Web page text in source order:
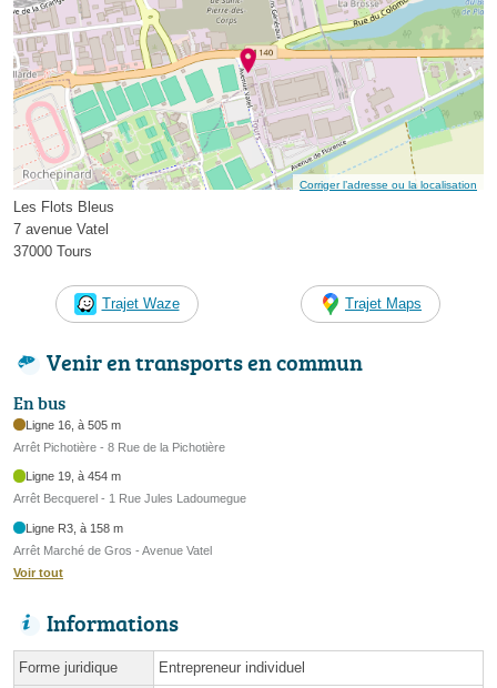
Corriger l’adresse ou la localisation
Les Flots Bleus
7 avenue Vatel
37000 Tours
Trajet Waze Trajet Maps
Venir en transports en commun
En bus
Ligne 16, à 505 m
Arrêt Pichotière - 8 Rue de la Pichotière
Ligne 19, à 454 m
Arrêt Becquerel - 1 Rue Jules Ladoumegue
Ligne R3, à 158 m
Arrêt Marché de Gros - Avenue Vatel
Voir tout
Informations
Forme juridique Entrepreneur individuel